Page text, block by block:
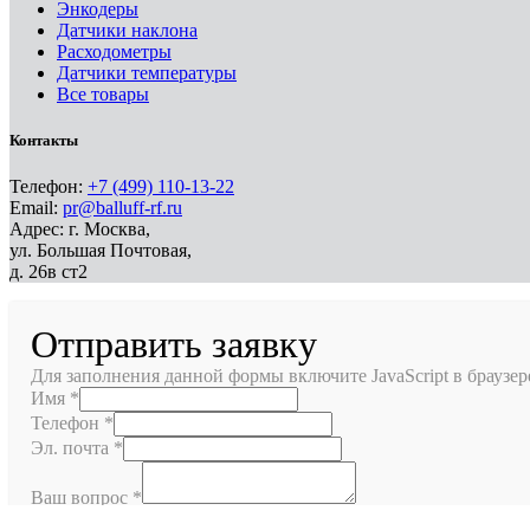
Энкодеры
Датчики наклона
Расходометры
Датчики температуры
Все товары
Контакты
Телефон: +7 (499) 110-13-22
Email: pr@balluff-rf.ru
Адрес: г. Москва,
ул. Большая Почтовая,
д. 26в ст2
Отправить заявку
Для заполнения данной формы включите JavaScript в
Имя *
Телефон *
Эл. почта *
Ваш вопрос *